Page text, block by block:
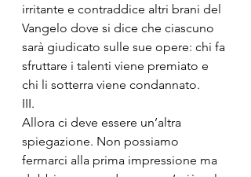
irritante e contraddice altri brani del
Vangelo dove si dice che ciascuno
sarà giudicato sulle sue opere: chi fa
sfruttare i talenti viene premiato e
chi li sotterra viene condannato.
III.
Allora ci deve essere un’altra
spiegazione. Non possiamo
fermarci alla prima impressione ma